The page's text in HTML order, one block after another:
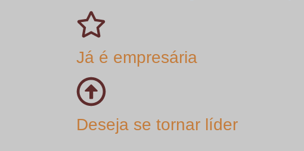
Já é empresária
Deseja se tornar líder